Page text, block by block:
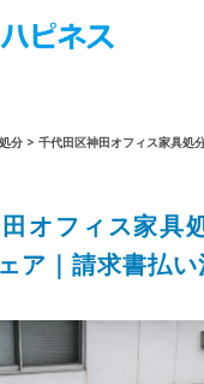
分 > 千代田区神田オフィス家具処
オフィス家具
ア｜請求書払